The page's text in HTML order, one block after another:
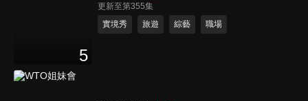
5
更新至第355集
實境秀
旅遊 綜藝 職場